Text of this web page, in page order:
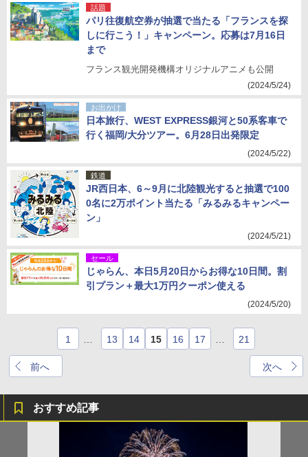
話題
パリ往復航空券が抽選で当たる「フランスを探
しに行こう！」キャンペーン。応募は7月16日
まで
フランス観光開発機構オリジナルアニメも公開
(2024/5/24)
お出かけ
日本旅行、WEST EXPRESS銀河と50系客車で
行く福岡/大分ツアー。6月28日出発限定
(2024/5/22)
鉄道
JR西日本、6～9月に北陸観光すると抽選で100
0名に2万ポイント当たる「みるみるキャンペー
ン」
(2024/5/21)
セール
じゃらん、本日5月20日からお得な10日間。割
引プラン＋最大1万円クーポン使える
(2024/5/20)
前へ
1 13 14 15 16 17 21
次へ
おすすめ記事